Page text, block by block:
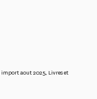
import aout 2025, Livres et